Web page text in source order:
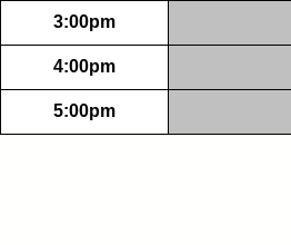
3:00pm
4:00pm
5:00pm